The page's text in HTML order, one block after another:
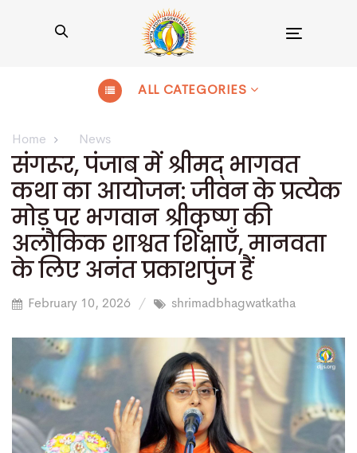
ALL CATEGORIES
Home News
संगरूर, पंजाब में श्रीमद् भागवत
कथा का आयोजन: जीवन के प्रत्येक
मोड़ पर भगवान श्रीकृष्ण की
अलौकिक शाश्वत शिक्षाएँ, मानवता
के लिए अनंत प्रकाशपुंज हैं
February 10, 2026 shrimadbhagwatkatha